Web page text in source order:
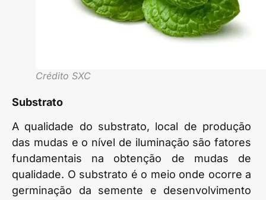
Crédito SXC
Substrato
A qualidade do substrato, local de produção
das mudas e o nível de iluminação são fatores
fundamentais na obtenção de mudas de
qualidade. O substrato é o meio onde ocorre a
germinação da semente e desenvolvimento